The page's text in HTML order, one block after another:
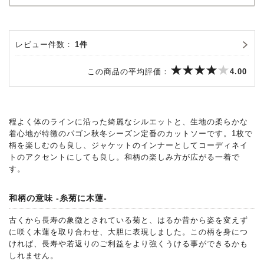
レビュー件数： 1件
この商品の平均評価： 4.00
程よく体のラインに沿った綺麗なシルエットと、生地の柔らかな
着心地が特徴のパゴン秋冬シーズン定番のカットソーです。1枚で
柄を楽しむのも良し、ジャケットのインナーとしてコーディネイ
トのアクセントにしても良し。和柄の楽しみ方が広がる一着で
す。
和柄の意味 -糸菊に木蓮-
古くから長寿の象徴とされている菊と、はるか昔から姿を変えず
に咲く木蓮を取り合わせ、大胆に表現しました。この柄を身につ
ければ、長寿や若返りのご利益をより強くうける事ができるかも
しれません。